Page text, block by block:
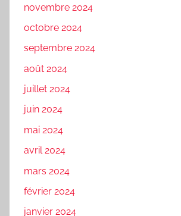
novembre 2024
octobre 2024
septembre 2024
août 2024
juillet 2024
juin 2024
mai 2024
avril 2024
mars 2024
février 2024
janvier 2024